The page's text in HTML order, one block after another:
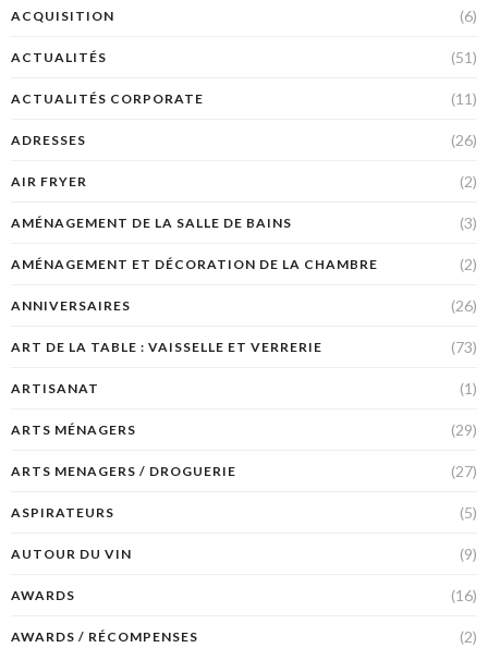
ACQUISITION (6)
ACTUALITÉS (51)
ACTUALITÉS CORPORATE (11)
ADRESSES (26)
AIR FRYER (2)
AMÉNAGEMENT DE LA SALLE DE BAINS (3)
AMÉNAGEMENT ET DÉCORATION DE LA CHAMBRE (2)
ANNIVERSAIRES (26)
ART DE LA TABLE : VAISSELLE ET VERRERIE (73)
ARTISANAT (1)
ARTS MÉNAGERS (29)
ARTS MENAGERS / DROGUERIE (27)
ASPIRATEURS (5)
AUTOUR DU VIN (9)
AWARDS (16)
AWARDS / RÉCOMPENSES (2)